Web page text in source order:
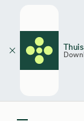
Sluiten